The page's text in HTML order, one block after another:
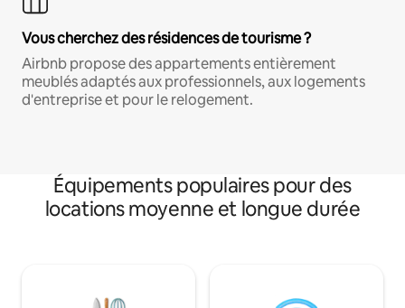
Vous cherchez des résidences de tourisme ?
Airbnb propose des appartements entièrement
meublés adaptés aux professionnels, aux logements
d'entreprise et pour le relogement.
Équipements populaires pour des
locations moyenne et longue durée